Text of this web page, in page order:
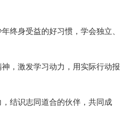
终身受益的好习惯，学会独立、
，激发学习动力，用实际行动报
结识志同道合的伙伴，共同成